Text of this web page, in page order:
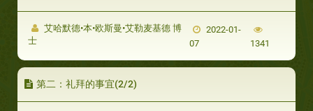
艾哈默德•本•欧斯曼•艾勒麦基德 博
士
2022-01-
07
1341
第二：礼拜的事宜(2/2)